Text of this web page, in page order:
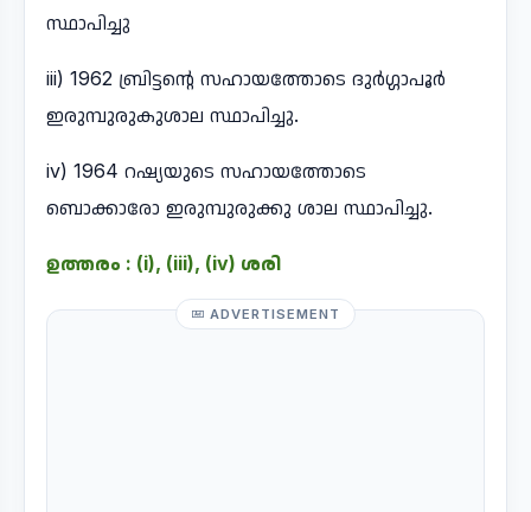
സ്ഥാപിച്ചു
iii) 1962 ബ്രിട്ടന്റെ സഹായത്തോടെ ദുർഗ്ഗാപൂർ
ഇരുമ്പുരുകുശാല സ്ഥാപിച്ചു.
iv) 1964 റഷ്യയുടെ സഹായത്തോടെ
ബൊക്കാരോ ഇരുമ്പുരുക്കു ശാല സ്ഥാപിച്ചു.
ഉത്തരം : (i), (iii), (iv) ശരി
ADVERTISEMENT